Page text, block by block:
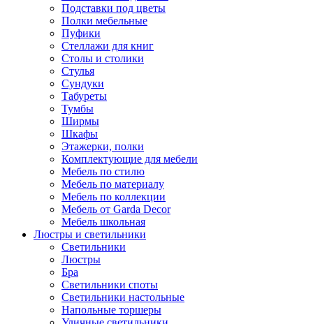
Подставки под цветы
Полки мебельные
Пуфики
Стеллажи для книг
Столы и столики
Стулья
Сундуки
Табуреты
Тумбы
Ширмы
Шкафы
Этажерки, полки
Комплектующие для мебели
Мебель по стилю
Мебель по материалу
Мебель по коллекции
Мебель от Garda Decor
Мебель школьная
Люстры и светильники
Светильники
Люстры
Бра
Светильники споты
Светильники настольные
Напольные торшеры